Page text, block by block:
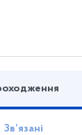
Зв’язані